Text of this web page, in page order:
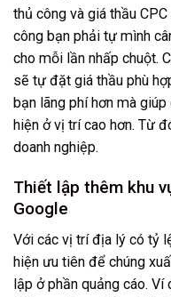
thủ công và giá thầu
công bạn phải tự mình
cho mỗi lần nhấp chuột.
sẽ tự đặt giá thầu phù
bạn lãng phí hơn mà
hiện ở vị trí cao hơn. Từ
doanh nghiệp.
Thiết lập thêm khu
Google
Với các vị trí địa lý có tỷ
hiện ưu tiên để chúng
lập ở phần quảng cáo.